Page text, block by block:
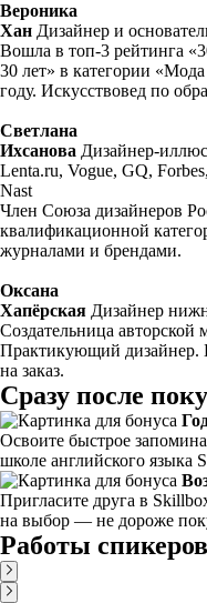
Вероника
Хан Дизайнер и
Вошла в топ-3 рейтинга
30 лет» в категории
году. Искусствовед по
Светлана
Ихсанова Дизайнер-
Lenta.ru, Vogue, GQ,
Nast
Член Союза дизайнеров
квалификационной
журналами и брендами.
Оксана
Хапёрская Дизайнер
Создательница авторской
Практикующий дизайнер.
на заказ.
Сразу после
Освоите быстрое
школе английского языка
Пригласите друга в
на выбор — не дороже
Работы спикеров